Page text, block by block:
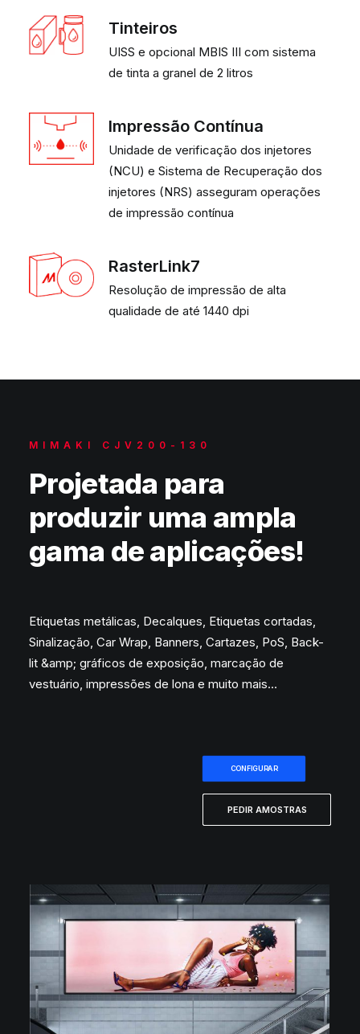
Tinteiros
UISS e opcional MBIS III com sistema
de tinta a granel de 2 litros
Impressão Contínua
Unidade de verificação dos injetores
(NCU) e Sistema de Recuperação dos
injetores (NRS) asseguram operações
de impressão contínua
RasterLink7
Resolução de impressão de alta
qualidade de até 1440 dpi
MIMAKI CJV200-130
Projetada para
produzir uma ampla
gama de aplicações!
Etiquetas metálicas, Decalques, Etiquetas cortadas,
Sinalização, Car Wrap, Banners, Cartazes, PoS, Back-
lit &amp; gráficos de exposição, marcação de
vestuário, impressões de lona e muito mais…
CONFIGURAR
PEDIR AMOSTRAS